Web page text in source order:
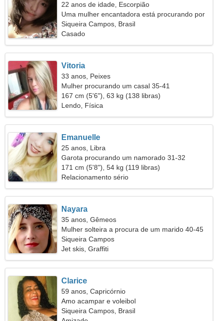
22 anos de idade, Escorpião
Uma mulher encantadora está procurando por
alguém como você
Siqueira Campos, Brasil
Casado
Vitoria
33 anos, Peixes
Mulher procurando um casal 35-41
167 cm (5'6"), 63 kg (138 libras)
Lendo, Física
Emanuelle
25 anos, Libra
Garota procurando um namorado 31-32
171 cm (5'8"), 54 kg (119 libras)
Relacionamento sério
Nayara
35 anos, Gêmeos
Mulher solteira a procura de um marido 40-45
Siqueira Campos
Jet skis, Graffiti
Clarice
59 anos, Capricórnio
Amo acampar e voleibol
Siqueira Campos, Brasil